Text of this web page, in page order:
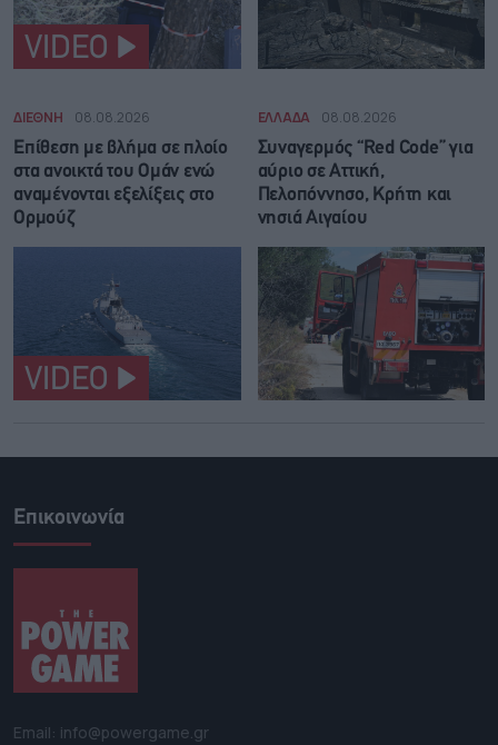
VIDEO
ΔΙΕΘΝΗ 08.08.2026
Επίθεση με βλήμα σε πλοίο
στα ανοικτά του Ομάν ενώ
αναμένονται εξελίξεις στο
Ορμούζ
VIDEO
ΕΛΛΑΔΑ 08.08.2026
Συναγερμός “Red Code” για
αύριο σε Αττική,
Πελοπόννησο, Κρήτη και
νησιά Αιγαίου
Επικοινωνία
Email: info@powergame.gr